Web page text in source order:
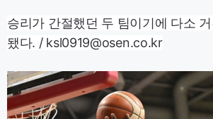
승리가 간절했던 두 팀이기에 다소
됐다. / ksl0919@osen.co.kr